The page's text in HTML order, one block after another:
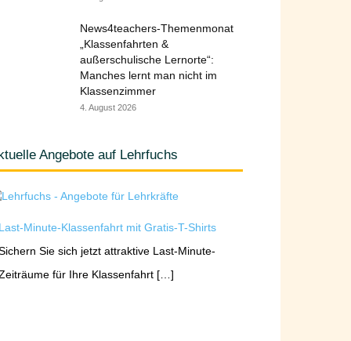
News4teachers-Themenmonat
„Klassenfahrten &
außerschulische Lernorte“:
Manches lernt man nicht im
Klassenzimmer
4. August 2026
Angebote auf Lehrfuchs
Minute-Klassenfahrt mit Gratis-T-Shirts
Sie sich jetzt attraktive Last-Minute-
für Ihre Klassenfahrt […]